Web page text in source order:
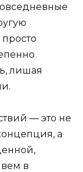
лишая
— это не
а
в